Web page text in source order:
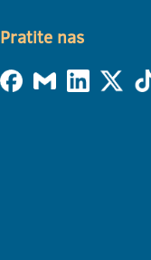
Pratite nas